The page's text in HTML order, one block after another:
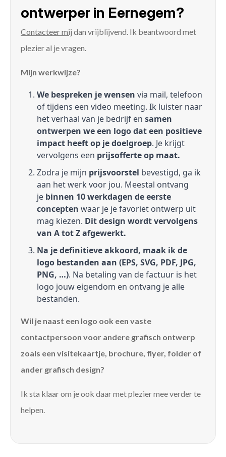
ontwerper in Eernegem?
Contacteer mij dan vrijblijvend. Ik beantwoord met
plezier al je vragen.
Mijn werkwijze?
We bespreken je wensen via mail, telefoon
of tijdens een video meeting. Ik luister naar
het verhaal van je bedrijf en samen
ontwerpen we een logo dat een positieve
impact heeft op je doelgroep. Je krijgt
vervolgens een prijsofferte op maat.
Zodra je mijn prijsvoorstel bevestigd, ga ik
aan het werk voor jou. Meestal ontvang
je binnen 10 werkdagen de eerste
concepten waar je je favoriet ontwerp uit
mag kiezen. Dit design wordt vervolgens
van A tot Z afgewerkt.
Na je definitieve akkoord, maak ik de
logo bestanden aan (EPS, SVG, PDF, JPG,
PNG, …). Na betaling van de factuur is het
logo jouw eigendom en ontvang je alle
bestanden.
Wil je naast een logo ook een vaste
contactpersoon voor andere grafisch ontwerp
zoals een visitekaartje, brochure, flyer, folder of
ander grafisch design?
Ik sta klaar om je ook daar met plezier mee verder te
helpen.